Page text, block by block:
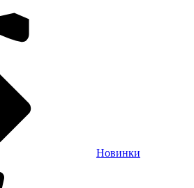
Новинки